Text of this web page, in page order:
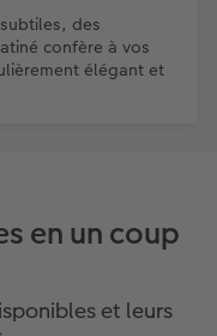
des
confère à vos
élégant et
en un coup
et leurs